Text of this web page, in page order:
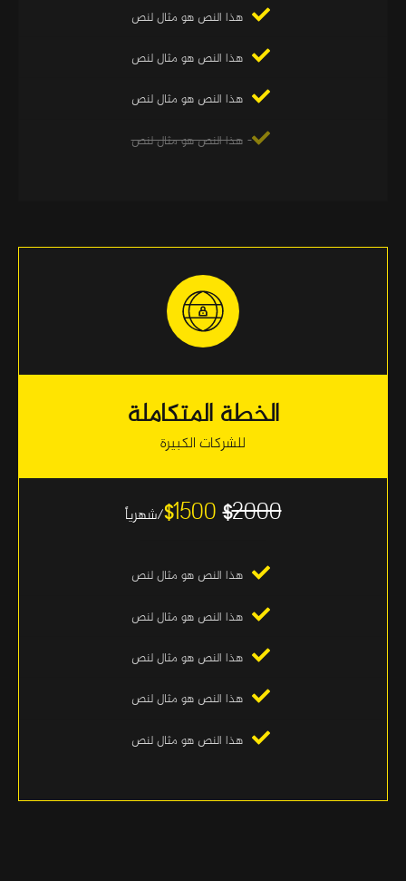
هذا النص هو مثال لنص
هذا النص هو مثال لنص
هذا النص هو مثال لنص
هذا النص هو مثال لنص
الخطة المتكاملة
للشركات الكبيرة
$2000
$1500 /شهرياً
هذا النص هو مثال لنص
هذا النص هو مثال لنص
هذا النص هو مثال لنص
هذا النص هو مثال لنص
هذا النص هو مثال لنص